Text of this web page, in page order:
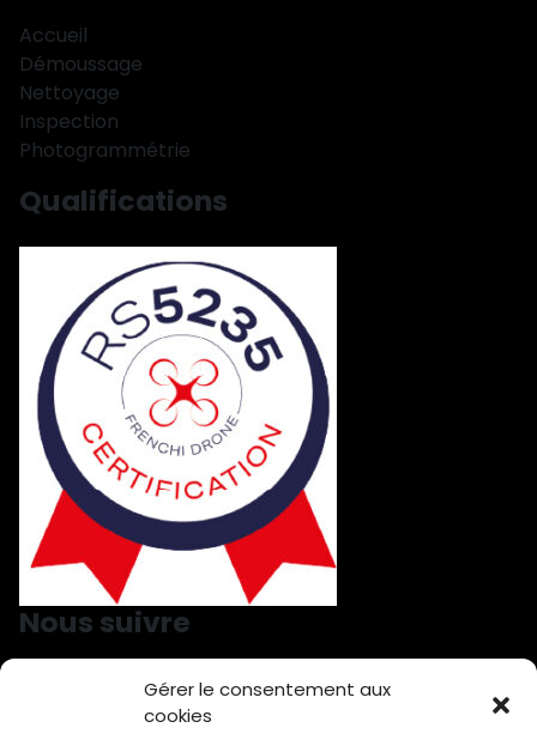
Gérer le consentement aux
cookies
Accueil
Démoussage
Nettoyage
Inspection
Photogrammétrie
Qualifications
Nous suivre
Nous suivre sur LinkedIn
Nous suivre sur Facebook